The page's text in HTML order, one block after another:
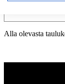
Alla olevasta